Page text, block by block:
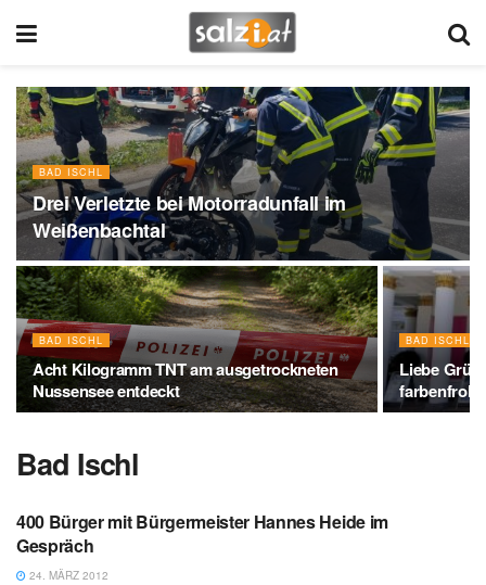
BAD ISCHL
Drei Verletzte bei Motorradunfall im
Weißenbachtal
BAD ISCHL
Acht Kilogramm TNT am ausgetrockneten
Nussensee entdeckt
BAD ISCHL
Liebe
Bad Ischl
BAD ISCHL
400 Bürger mit Bürgermeister Hannes Heide im
Gespräch
24. MÄRZ 2012